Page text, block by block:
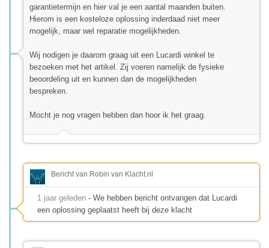
garantietermijn en hier val je een aantal maanden buiten.
Hierom is een kosteloze oplossing inderdaad niet meer
mogelijk, maar wel reparatie mogelijkheden.
Wij nodigen je daarom graag uit een Lucardi winkel te
bezoeken met het artikel. Zij voeren namelijk de fysieke
beoordeling uit en kunnen dan de mogelijkheden
bespreken.
Mocht je nog vragen hebben dan hoor ik het graag.
Bericht van Robin van Klacht.nl
1 jaar geleden - We hebben bericht ontvangen dat Lucardi
een oplossing geplaatst heeft bij deze klacht